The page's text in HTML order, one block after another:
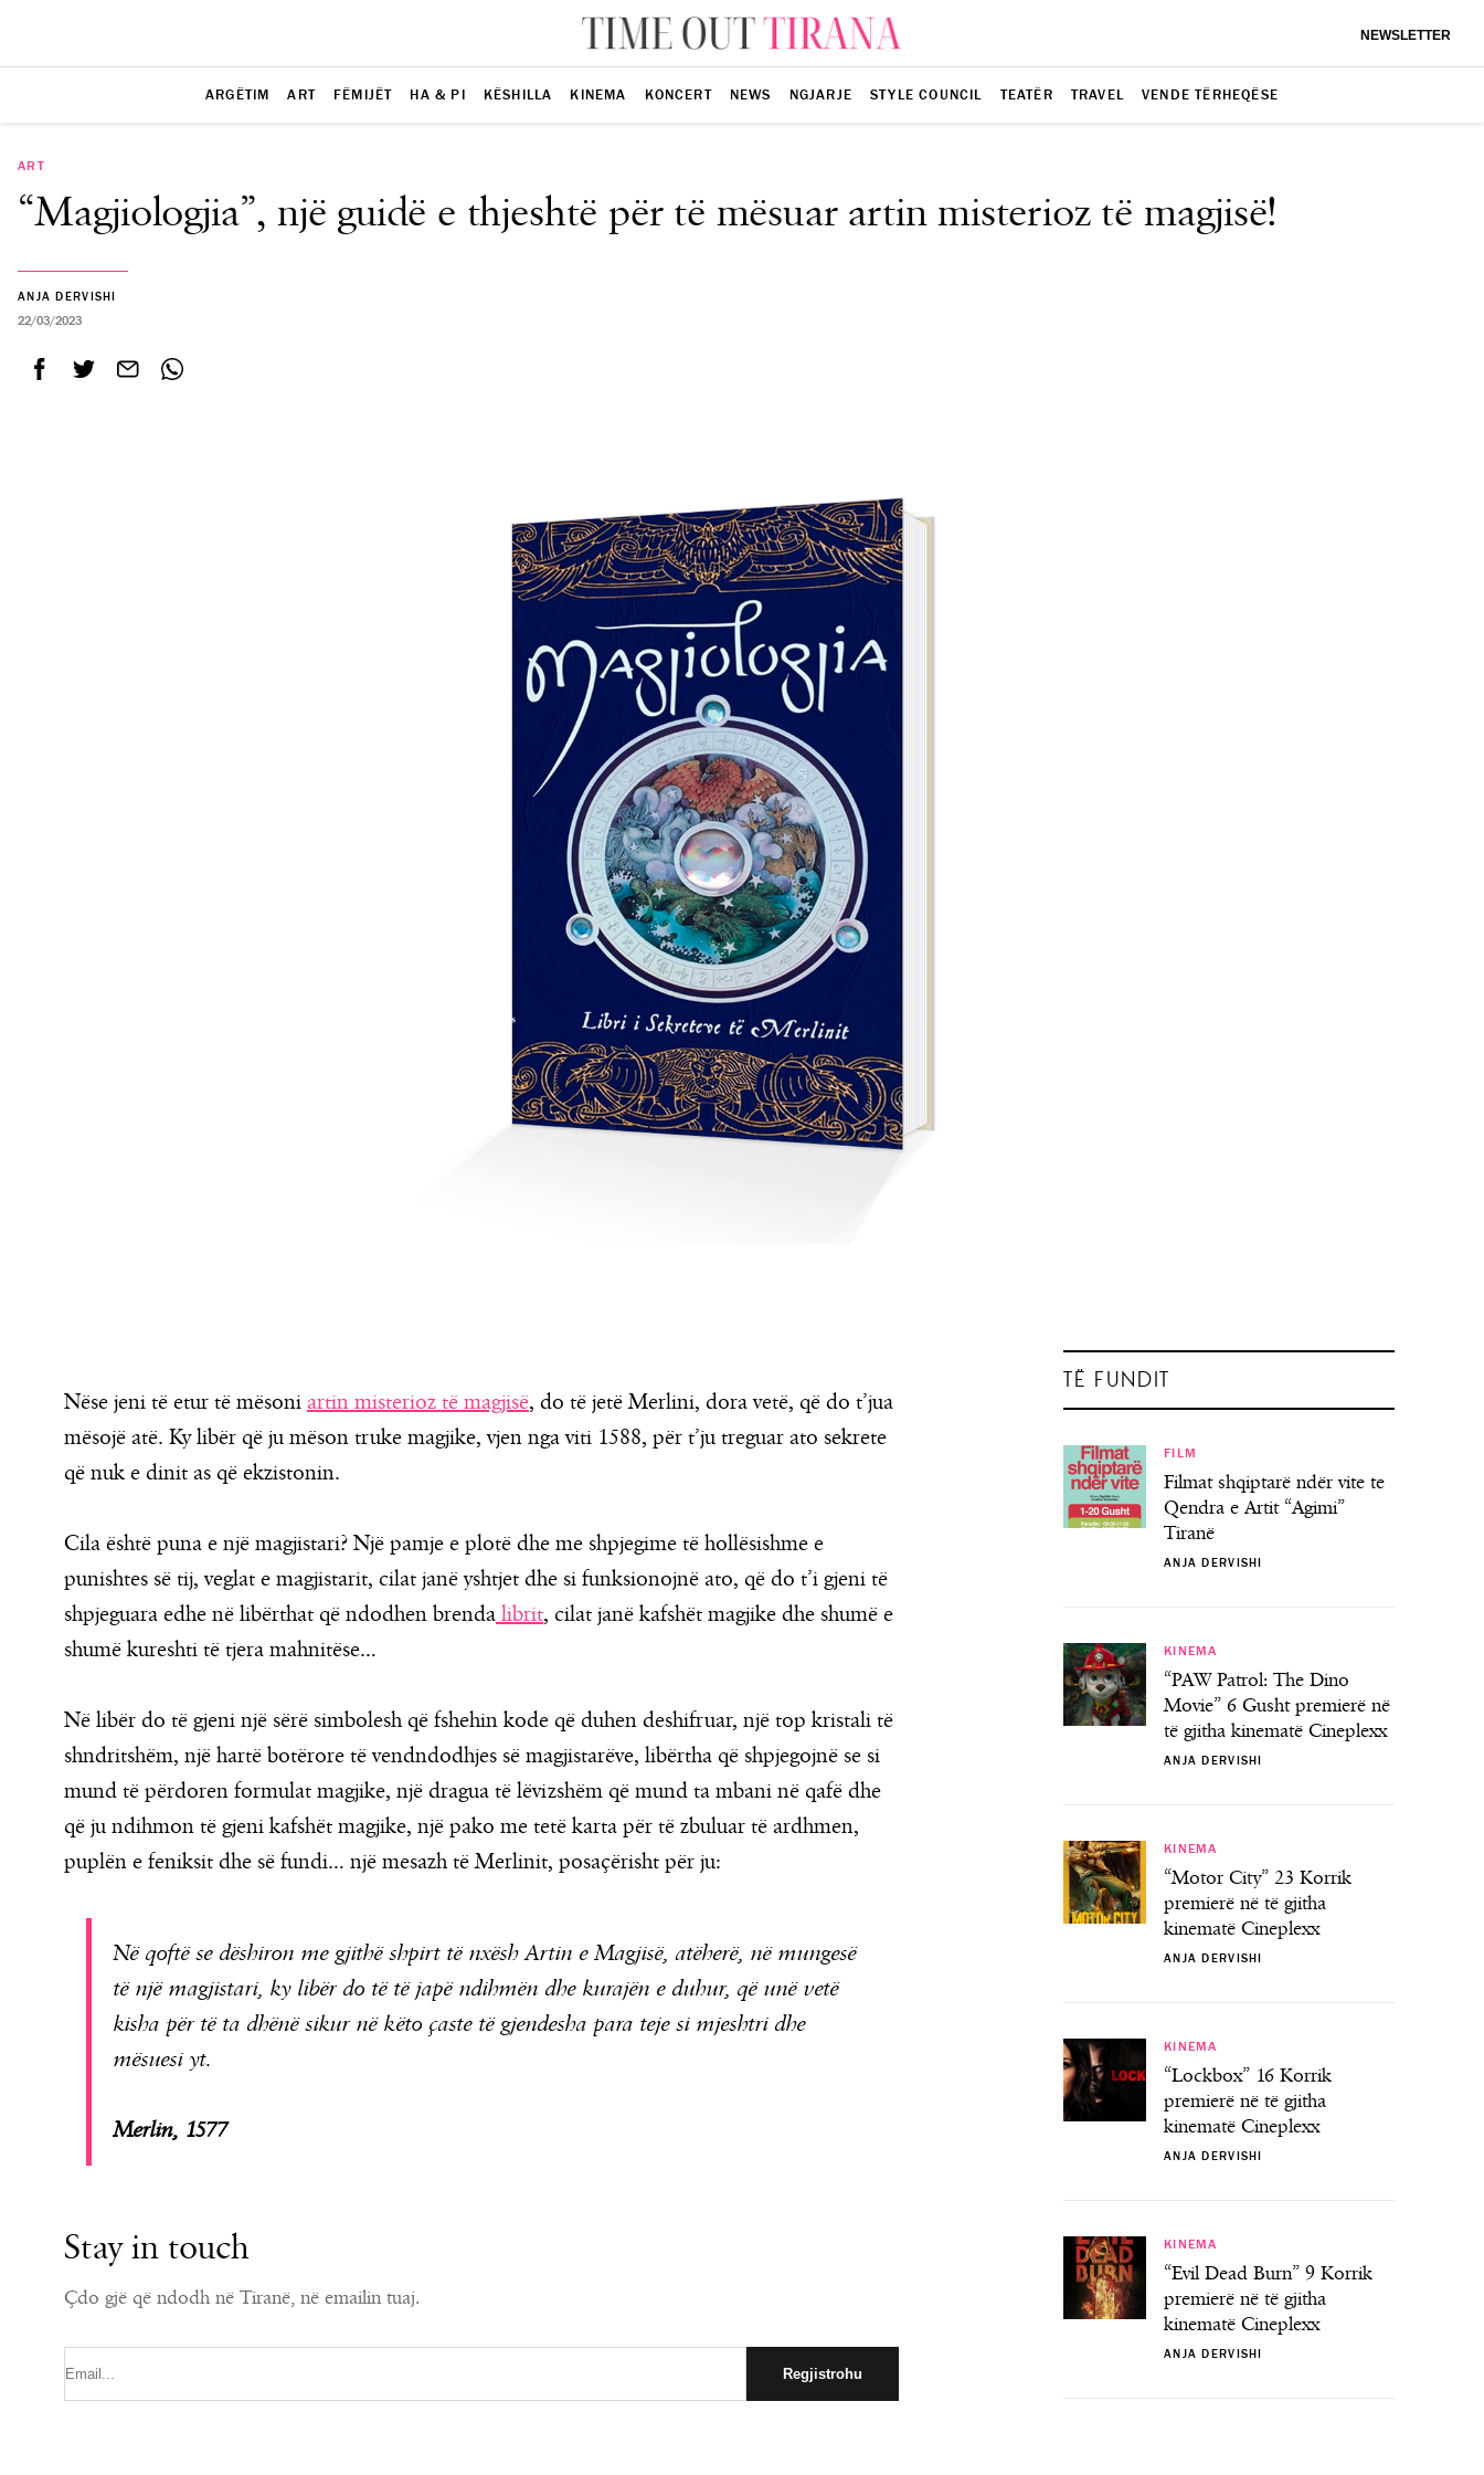
NEWSLETTER
ARGËTIM ART FËMIJËT HA & PI KËSHILLA KINEMA KONCERT NEWS NGJARJE STYLE COUNCIL TEATËR TRAVEL VENDE TËRHEQËSE
ART
“Magjiologjia”, një guidë e thjeshtë për të mësuar artin misterioz të magjisë!
ANJA DERVISHI
22/03/2023
Nëse jeni të etur të mësoni artin misterioz të magjisë, do të jetë Merlini, dora vetë, që do t’jua
mësojë atë. Ky libër që ju mëson truke magjike, vjen nga viti 1588, për t’ju treguar ato sekrete
që nuk e dinit as që ekzistonin.
Cila është puna e një magjistari? Një pamje e plotë dhe me shpjegime të hollësishme e
punishtes së tij, veglat e magjistarit, cilat janë yshtjet dhe si funksionojnë ato, që do t’i gjeni të
shpjeguara edhe në libërthat që ndodhen brendalibrit, cilat janë kafshët magjike dhe shumë e
shumë kureshti të tjera mahnitëse…
Në libër do të gjeni një sërë simbolesh që fshehin kode që duhen deshifruar, një top kristali të
shndritshëm, një hartë botërore të vendndodhjes së magjistarëve, libërtha që shpjegojnë se si
mund të përdoren formulat magjike, një dragua të lëvizshëm që mund ta mbani në qafë dhe
që ju ndihmon të gjeni kafshët magjike, një pako me tetë karta për të zbuluar të ardhmen,
puplën e feniksit dhe së fundi… një mesazh të Merlinit, posaçërisht për ju:
Në qoftë se dëshiron me gjithë shpirt të nxësh Artin e Magjisë, atëherë, në mungesë
të një magjistari, ky libër do të të japë ndihmën dhe kurajën e duhur, që unë vetë
kisha për të ta dhënë sikur në këto çaste të gjendesha para teje si mjeshtri dhe
mësuesi yt.
Merlin, 1577
Stay in touch
Çdo gjë që ndodh në Tiranë, në emailin tuaj.
TË FUNDIT
FILM
Filmat shqiptarë ndër vite te
Qendra e Artit “Agimi”
Tiranë
ANJA DERVISHI
KINEMA
“PAW Patrol: The Dino
Movie” 6 Gusht premierë në
të gjitha kinematë Cineplexx
ANJA DERVISHI
KINEMA
“Motor City” 23 Korrik
premierë në të gjitha
kinematë Cineplexx
ANJA DERVISHI
KINEMA
“Lockbox” 16 Korrik
premierë në të gjitha
kinematë Cineplexx
ANJA DERVISHI
KINEMA
“Evil Dead Burn” 9 Korrik
premierë në të gjitha
kinematë Cineplexx
ANJA DERVISHI